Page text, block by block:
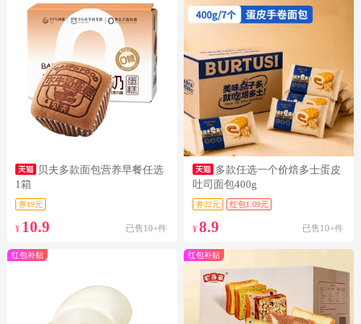
贝夫多款面包营养早餐任选
1箱
券19元
¥ 10.9 已售10+件
多款任选一个价焙多士蛋皮
吐司面包400g
券22元 红包1.09元
¥8.9 已售10+件
红包补贴 红包补贴